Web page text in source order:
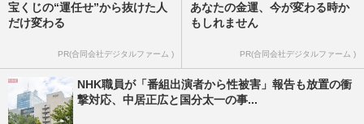
宝くじの“運任せ”から抜けた人
だけ変わる
PR(合同会社デジタルファーム )
あなたの金運、今が変わる時か
もしれません
PR(合同会社デジタルファーム )
NHK職員が「番組出演者から性被害」報告も放置の衝
撃対応、中居正広と国分太一の事...